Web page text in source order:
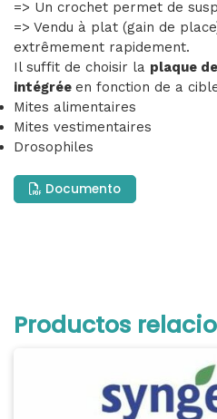
=> Un crochet permet de
=> Vendu à plat (gain de
extrêmement rapidement.
Il suffit de choisir la plaque
intégrée en fonction de a
Mites alimentaires
Mites vestimentaires
Drosophiles
Documento
Productos